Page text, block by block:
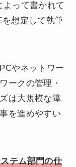
よって書かれて
想定して執筆
やネットワー
ークの管理・
は大規模な障
を進めやすい
テム部門の仕